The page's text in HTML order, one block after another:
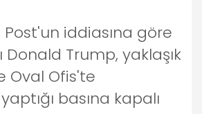
iddiasına göre
Donald Trump, yaklaşık
Oval Ofis'te
basına kapalı